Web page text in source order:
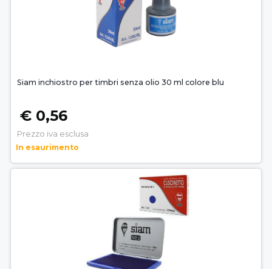
Siam inchiostro per timbri senza olio 30 ml colore blu
€ 0,56
Prezzo iva esclusa
In esaurimento